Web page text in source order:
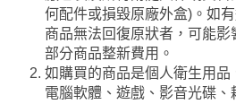
何配件或損毀原廠外盒)。如
商品無法回復原狀者，可能
部分商品整新費用。
如購買的商品是個人衛生用品
電腦軟體、遊戲、影音光碟